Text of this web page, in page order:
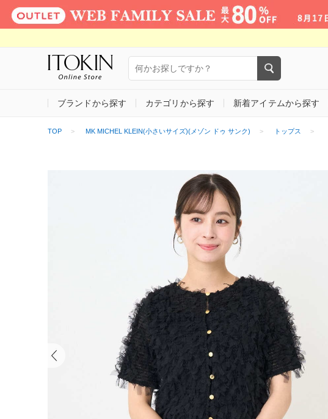
ブランドから探す カテゴリから探す 新着アイテムから探す
TOP MK MICHEL KLEIN(小さいサイズ)(メゾン ドゥ サンク) トップス